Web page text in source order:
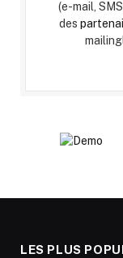
(e-mail,
des
LES PLUS